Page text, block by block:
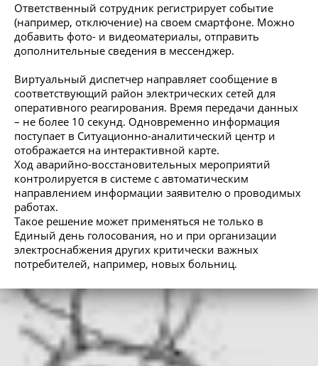
Ответственный сотрудник регистрирует событие
(например, отключение) на своем смартфоне. Можно
добавить фото- и видеоматериалы, отправить
дополнительные сведения в мессенджер.
Виртуальный диспетчер направляет сообщение в
соответствующий район электрических сетей для
оперативного реагирования. Время передачи данных
– не более 10 секунд. Одновременно информация
поступает в Ситуационно-аналитический центр и
отображается на интерактивной карте.
Ход аварийно-восстановительных мероприятий
контролируется в системе с автоматическим
направлением информации заявителю о проводимых
работах.
Такое решение может применяться не только в
Единый день голосования, но и при организации
электроснабжения других критически важных
потребителей, например, новых больниц.